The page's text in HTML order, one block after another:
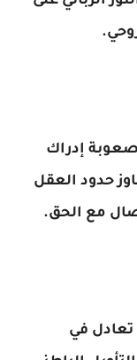
إدراك
حدود العقل
مع الحق.
تعادل في